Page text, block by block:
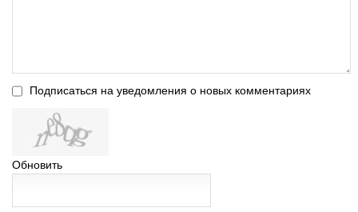
Подписаться на уведомления о новых комментариях
Обновить